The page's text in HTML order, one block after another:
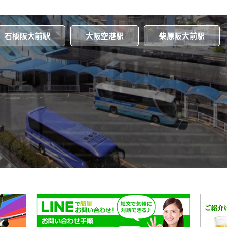
石橋阪大前駅 大阪空港駅 柴原阪大前駅